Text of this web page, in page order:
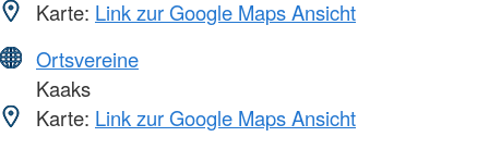
Karte: Link zur Google Maps Ansicht
Ortsvereine
Kaaks
Karte: Link zur Google Maps Ansicht